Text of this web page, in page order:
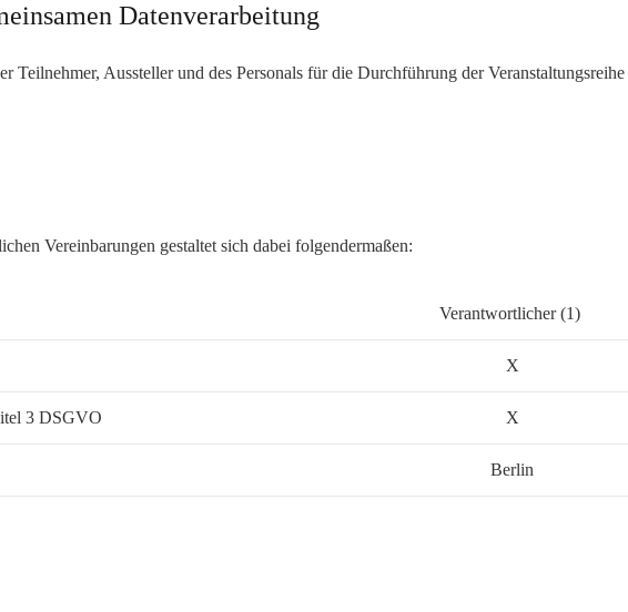
Datenverarbeitung
Teilnehmer, Aussteller und des Personals für die Durchführung der Veranstaltungsreihe
Vereinbarungen gestaltet sich dabei folgendermaßen:
Verantwortlicher (1)
X
3 DSGVO X
Berlin